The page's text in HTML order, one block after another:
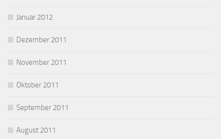
Januar 2012
Dezember 2011
November 2011
Oktober 2011
September 2011
August 2011